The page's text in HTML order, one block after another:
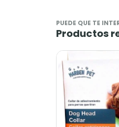
PUEDE QUE TE
Productos